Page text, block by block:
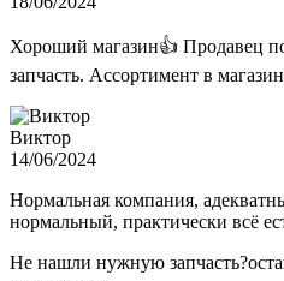
Хороший магазин👍 Продавец
запчасть. Ассортимент в
Виктор
14/06/2024
Нормальная компания,
нормальный, практически всё
Не нашли нужную запчасть?